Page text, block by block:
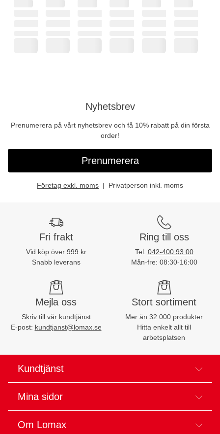
Nyhetsbrev
Prenumerera på vårt nyhetsbrev och få 10% rabatt på din första
order!
Prenumerera
Företag exkl. moms Privatperson inkl. moms
Fri frakt
Vid köp över 999 kr
Snabb leverans
Ring till oss
Tel: 042-400 93 00
Mån-fre: 08:30-16:00
Mejla oss
Skriv till vår kundtjänst
E-post: kundtjanst@lomax.se
Stort sortiment
Mer än 32 000 produkter
Hitta enkelt allt till
arbetsplatsen
Kundtjänst
Mina sidor
Om Lomax